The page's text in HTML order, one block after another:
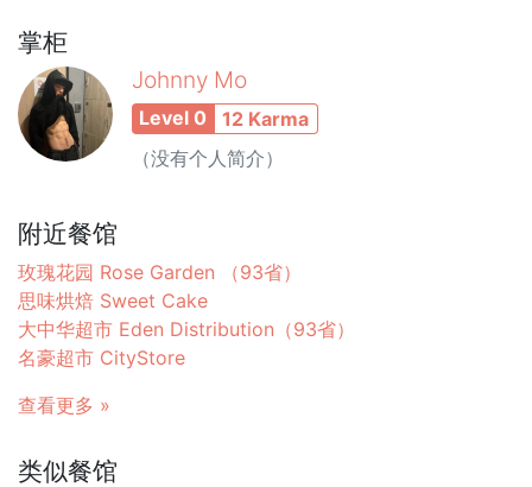
掌柜
Johnny Mo
Level 0
12 Karma
（没有个人简介）
附近餐馆
玫瑰花园 Rose Garden （93省）
思味烘焙 Sweet Cake
大中华超市 Eden Distribution（93省）
名豪超市 CityStore
查看更多 »
类似餐馆